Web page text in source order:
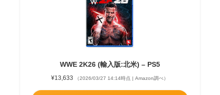
WWE 2K26 (輸入版:北米) – PS5
¥13,633 （2026/03/27 14:14時点 | Amazon調べ）